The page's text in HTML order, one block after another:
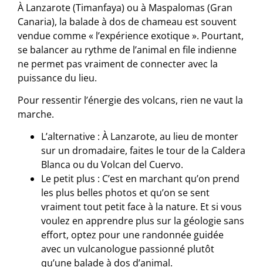
À Lanzarote (Timanfaya) ou à Maspalomas (Gran
Canaria), la balade à dos de chameau est souvent
vendue comme « l’expérience exotique ». Pourtant,
se balancer au rythme de l’animal en file indienne
ne permet pas vraiment de connecter avec la
puissance du lieu.
Pour ressentir l’énergie des volcans, rien ne vaut la
marche.
L’alternative : À Lanzarote, au lieu de monter
sur un dromadaire, faites le tour de la Caldera
Blanca ou du Volcan del Cuervo.
Le petit plus : C’est en marchant qu’on prend
les plus belles photos et qu’on se sent
vraiment tout petit face à la nature. Et si vous
voulez en apprendre plus sur la géologie sans
effort, optez pour une randonnée guidée
avec un vulcanologue passionné plutôt
qu’une balade à dos d’animal.